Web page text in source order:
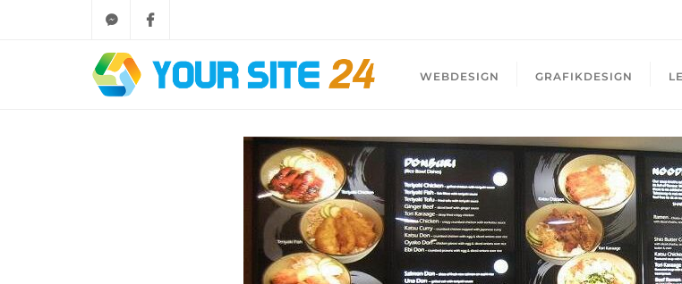
WEBDESIGN GRAFIKDESIGN